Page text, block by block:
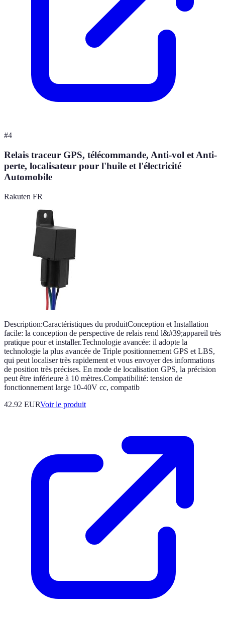
#4
Relais traceur GPS, télécommande, Anti-vol et Anti-
perte, localisateur pour l'huile et l'électricité
Automobile
Rakuten FR
Description:Caractéristiques du produitConception et Installation
facile: la conception de perspective de relais rend l&#39;appareil très
pratique pour et installer.Technologie avancée: il adopte la
technologie la plus avancée de Triple positionnement GPS et LBS,
qui peut localiser très rapidement et vous envoyer des informations
de position très précises. En mode de localisation GPS, la précision
peut être inférieure à 10 mètres.Compatibilité: tension de
fonctionnement large 10-40V cc, compatib
42.92 EURVoir le produit